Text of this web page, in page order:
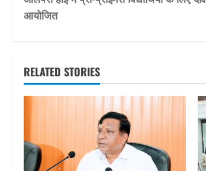
o
n
v
i
आयोजित
RELATED STORIES